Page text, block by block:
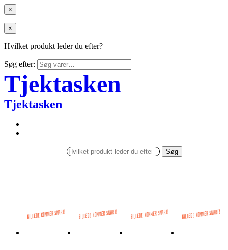
×
×
Hvilket produkt leder du efter?
Søg efter:
Tjektasken
Tjektasken
Søg